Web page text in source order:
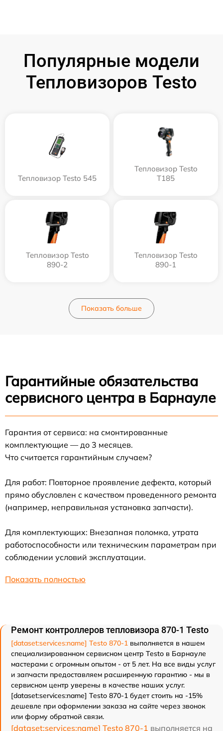
Популярные модели
Тепловизоров Testo
Тепловизор Testo 545
Тепловизор Testo
T185
Тепловизор Testo
890-2
Тепловизор Testo
890-1
Показать больше
Гарантийные обязательства
сервисного центра в Барнауле
Гарантия от сервиса: на смонтированные
комплектующие — до 3 месяцев.
Что считается гарантийным случаем?
Для работ: Повторное проявление дефекта, который
прямо обусловлен с качеством проведенного ремонта
(например, неправильная установка запчасти).
Для комплектующих: Внезапная поломка, утрата
работоспособности или техническим параметрам при
соблюдении условий эксплуатации.
Показать полностью
Ремонт контроллеров тепловизора 870-1 Testo
[dataset:services:name] Testo 870-1 выполняется в нашем
специализированном сервисном центр Testo в Барнауле
мастерами с огромным опытом - от 5 лет. На все виды услуг
и запчасти предоставляем расширенную гарантию - мы в
сервисном центр уверены в качестве наших услуг.
[dataset:services:name] Testo 870-1 будет стоить на -15%
дешевле при оформлении заказа на сайте через звонок
или форму обратной связи.
[dataset:services:name] Testo 870-1 выполняется на